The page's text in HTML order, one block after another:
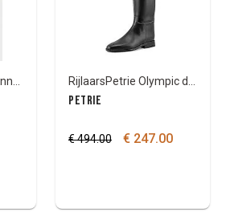
PETRIE
€ 494.00 € 247.00